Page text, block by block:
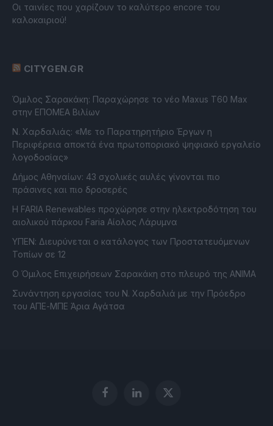
Οι ταινίες που χαρίζουν το καλύτερο encore του
καλοκαιριού!
CITYGEN.GR
Όμιλος Σαρακάκη: Παραχώρησε το νέο Maxus T60 Max
στην ΕΠΟΜΕΑ Βιλίων
Ν. Χαρδαλιάς: «Με το Παρατηρητήριο Έργων η
Περιφέρεια αποκτά ένα πρωτοποριακό ψηφιακό εργαλείο
λογοδοσίας»
Δήμος Αθηναίων: 43 σχολικές αυλές γίνονται πιο
πράσινες και πιο δροσερές
Η FARIA Renewables προχώρησε στην ηλεκτροδότηση του
αιολικού πάρκου Faria Αίολος Λάρυμνα
ΥΠΕΝ: Διευρύνεται ο κατάλογος των Προστατευόμενων
Τοπίων σε 12
O Όμιλος Επιχειρήσεων Σαρακάκη στο πλευρό της ΑΝΙΜΑ
Συνάντηση εργασίας του Ν. Χαρδαλιά με την Πρόεδρο
του ΑΠΕ-ΜΠΕ Άρια Αγάτσα
FacebookLinkedInX